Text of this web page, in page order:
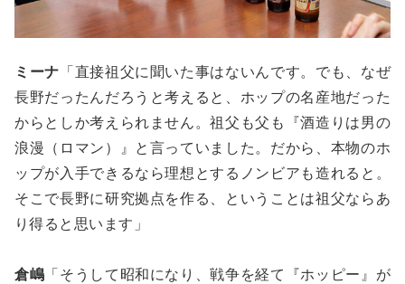
ミーナ 「直接祖父に聞いた事はないんです。でも、なぜ
長野だったんだろうと考えると、ホップの名産地だった
からとしか考えられません。祖父も父も『酒造りは男の
浪漫（ロマン）』と言っていました。だから、本物のホ
ップが入手できるなら理想とするノンビアも造れると。
そこで長野に研究拠点を作る、ということは祖父ならあ
り得ると思います」
倉嶋 「そうして昭和になり、戦争を経て『ホッピー』が